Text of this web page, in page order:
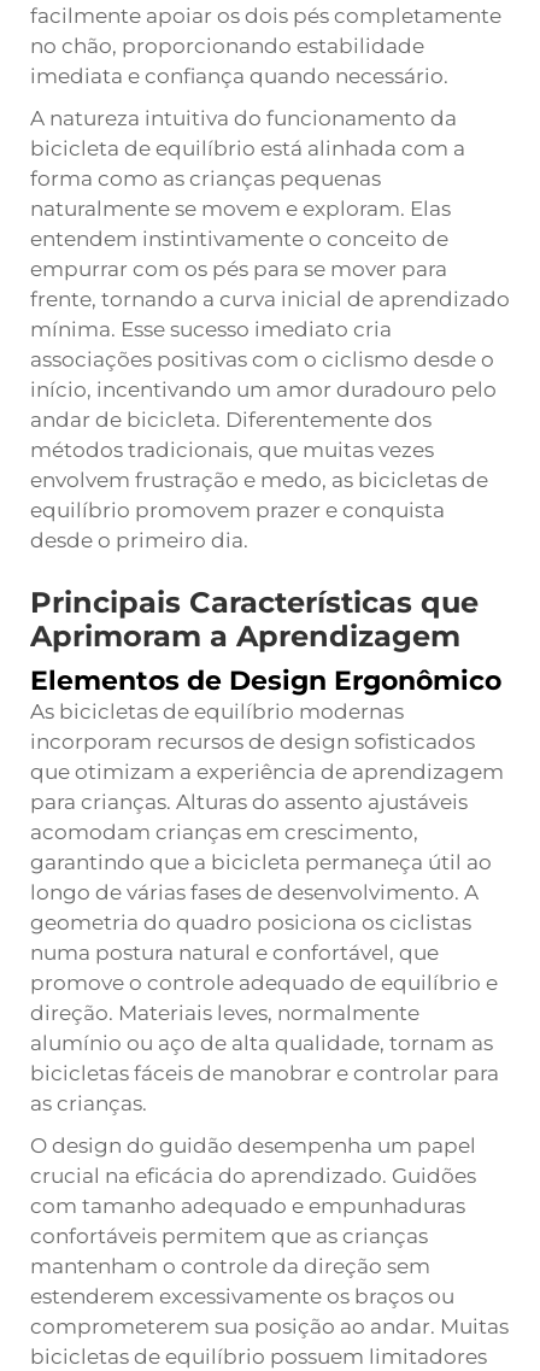
facilmente apoiar os dois pés completamente
no chão, proporcionando estabilidade
imediata e confiança quando necessário.
A natureza intuitiva do funcionamento da
bicicleta de equilíbrio está alinhada com a
forma como as crianças pequenas
naturalmente se movem e exploram. Elas
entendem instintivamente o conceito de
empurrar com os pés para se mover para
frente, tornando a curva inicial de aprendizado
mínima. Esse sucesso imediato cria
associações positivas com o ciclismo desde o
início, incentivando um amor duradouro pelo
andar de bicicleta. Diferentemente dos
métodos tradicionais, que muitas vezes
envolvem frustração e medo, as bicicletas de
equilíbrio promovem prazer e conquista
desde o primeiro dia.
Principais Características que
Aprimoram a Aprendizagem
Elementos de Design Ergonômico
As bicicletas de equilíbrio modernas
incorporam recursos de design sofisticados
que otimizam a experiência de aprendizagem
para crianças. Alturas do assento ajustáveis
acomodam crianças em crescimento,
garantindo que a bicicleta permaneça útil ao
longo de várias fases de desenvolvimento. A
geometria do quadro posiciona os ciclistas
numa postura natural e confortável, que
promove o controle adequado de equilíbrio e
direção. Materiais leves, normalmente
alumínio ou aço de alta qualidade, tornam as
bicicletas fáceis de manobrar e controlar para
as crianças.
O design do guidão desempenha um papel
crucial na eficácia do aprendizado. Guidões
com tamanho adequado e empunhaduras
confortáveis permitem que as crianças
mantenham o controle da direção sem
estenderem excessivamente os braços ou
comprometerem sua posição ao andar. Muitas
bicicletas de equilíbrio possuem limitadores